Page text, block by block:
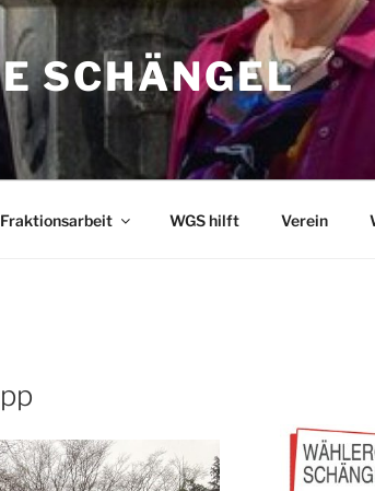
SCHÄNGEL
Fraktionsarbeit WGS hilft Verein